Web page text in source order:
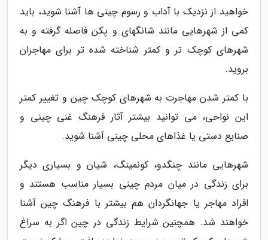
خواهید از نزدیک با آداب و رسوم چینی ها آشنا شوید، باید
کمی از شهرهایی مانند شانگهای و پکن فاصله گرفته و به
شهرهای کوچک تر و کمتر شناخته شده تر برای مهاجران
بروید.
با کمتر شدن مهاجرت به شهرهای کوچک چین و تغییر کمتر
این نواحی، می توانید بیشتر آثار فرهنگ غنی چینی و
صنایع دستی یا غذاهای محلی چینی آشنا شوید.
شهرهایی مانند چنگدو، کونمینگ، شیان و بسیاری دیگر
برای زندگی در میان مردم چینی بسیار مناسب هستند و
افراد مهاجر یا جهانگردان هم بیشتر با فرهنگ چین آشنا
خواهند شد. همچنین شرایط زندگی در چین اگر به سراغ